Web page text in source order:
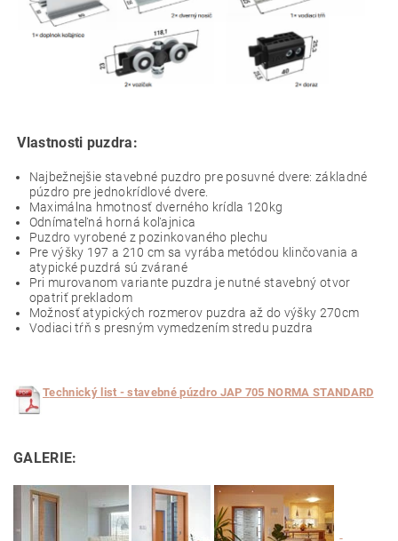
Vlastnosti puzdra:
Najbežnejšie stavebné puzdro pre posuvné dvere: základné
púzdro pre jednokrídlové dvere.
Maximálna hmotnosť dverného krídla 120kg
Odnímateľná horná koľajnica
Puzdro vyrobené z pozinkovaného plechu
Pre výšky 197 a 210 cm sa vyrába metódou klinčovania a
atypické puzdrá sú zvárané
Pri murovanom variante puzdra je nutné stavebný otvor
opatriť prekladom
Možnosť atypických rozmerov puzdra až do výšky 270cm
Vodiaci tŕň s presným vymedzením stredu puzdra
Technický list - stavebné púzdro JAP 705 NORMA STANDARD
GALERIE: